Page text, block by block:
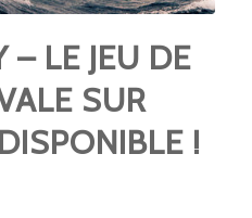
– LE JEU DE
SUR
!